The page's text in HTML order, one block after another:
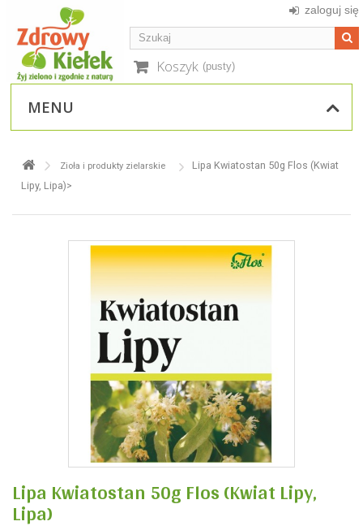
zaloguj się
Koszyk (pusty)
MENU
Zioła i produkty zielarskie
Lipa Kwiatostan 50g Flos (Kwiat
Lipy, Lipa)>
Lipa Kwiatostan 50g Flos (Kwiat Lipy,
Lipa)